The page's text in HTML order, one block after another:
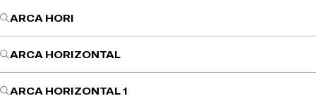
ARCA HORI
ARCA HORIZONTAL
ARCA HORIZONTAL 1